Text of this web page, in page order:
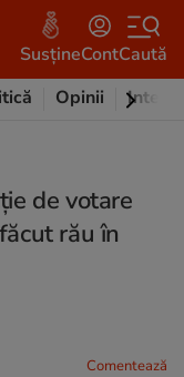
SusțineContCaută
Opinii
de votare
rău în
Comentează